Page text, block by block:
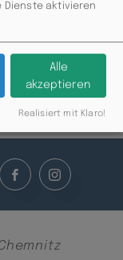
/ 355 985
Dienste aktivieren
Alle
akzeptieren
Realisiert mit Klaro!